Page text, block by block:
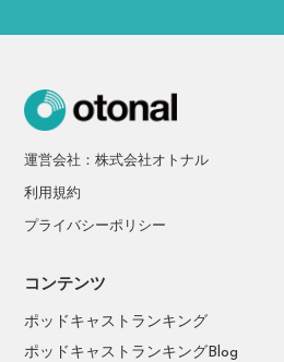
運営会社：株式会社オトナル
利用規約
プライバシーポリシー
コンテンツ
ポッドキャストランキング
ポッドキャストランキングBlog